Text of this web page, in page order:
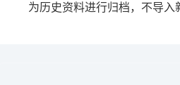
为历史资料进行归档，不导入